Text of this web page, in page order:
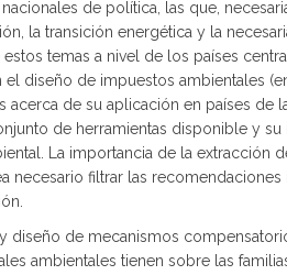
de política, las que,
la transición energética y la
temas a nivel de los países
diseño de impuestos ambientales
de su aplicación en países de
de herramientas disponible y
La importancia de la extracción
necesario filtrar las
diseño de mecanismos
ambientales tienen sobre las